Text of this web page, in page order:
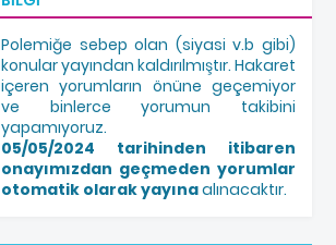
Polemiğe sebep olan (siyasi v.b gibi)
konular yayından kaldırılmıştır. Hakaret
içeren yorumların önüne geçemiyor
ve binlerce yorumun takibini
yapamıyoruz.
05/05/2024 tarihinden itibaren
onayımızdan geçmeden yorumlar
otomatik olarak yayınaalınacaktır.